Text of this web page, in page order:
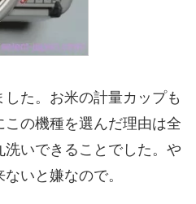
た。お米の計量カップも
の機種を選んだ理由は全
いできることでした。や
いと嫌なので。